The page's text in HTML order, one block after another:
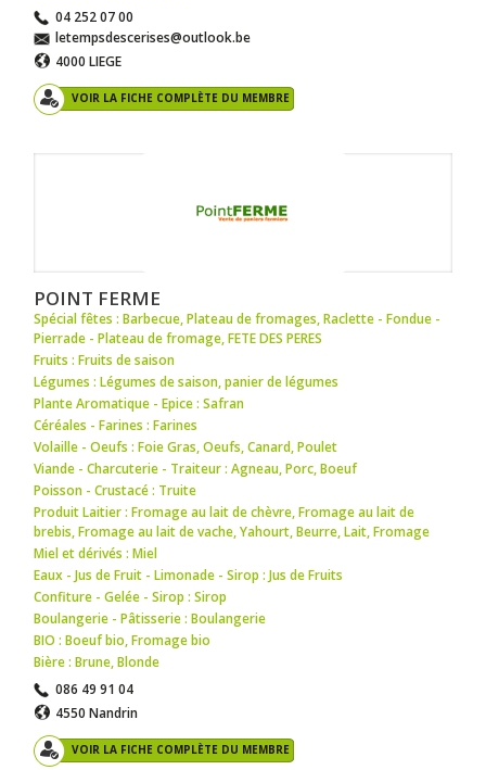
04 252 07 00
letempsdescerises@outlook.be
4000 LIEGE
VOIR LA FICHE COMPLÈTE DU MEMBRE
POINT FERME
Spécial fêtes : Barbecue,Plateau de fromages,Raclette - Fondue -
Pierrade - Plateau de fromage,FETE DES PERES
Fruits : Fruits de saison
Légumes : Légumes de saison,panier de légumes
Plante Aromatique - Epice : Safran
Céréales - Farines : Farines
Volaille - Oeufs : Foie Gras,Oeufs,Canard,Poulet
Viande - Charcuterie - Traiteur : Agneau,Porc,Boeuf
Poisson - Crustacé : Truite
Produit Laitier : Fromage au lait de chèvre,Fromage au lait de
brebis,Fromage au lait de vache,Yahourt,Beurre,Lait,Fromage
Miel et dérivés : Miel
Eaux - Jus de Fruit - Limonade - Sirop : Jus de Fruits
Confiture - Gelée - Sirop : Sirop
Boulangerie - Pâtisserie : Boulangerie
BIO : Boeuf bio,Fromage bio
Bière : Brune,Blonde
086 49 91 04
4550 Nandrin
VOIR LA FICHE COMPLÈTE DU MEMBRE